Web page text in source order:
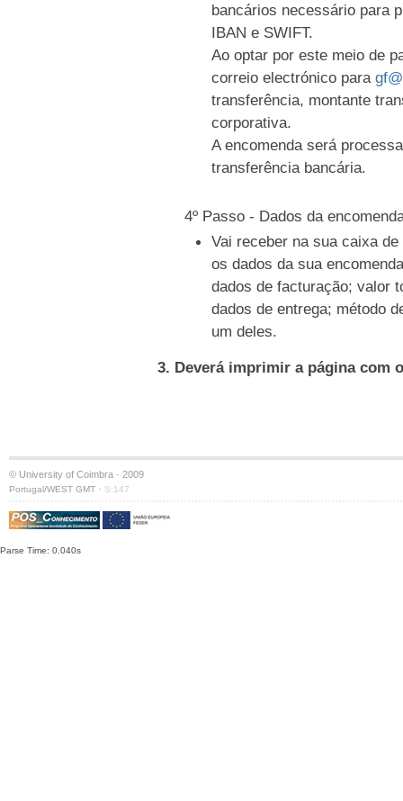
bancários necessário para
IBAN e SWIFT.
Ao optar por este meio de
correio electrónico para
transferência, montante
corporativa.
A encomenda será
transferência bancária.
4º Passo - Dados da
Vai receber na sua caixa
os dados da sua
dados de facturação; valor
dados de entrega; método
um deles.
3. Deverá imprimir a página com
© University of Coimbra · 2009
Portugal/WEST GMT · S:147
Parse Time: 0.040s